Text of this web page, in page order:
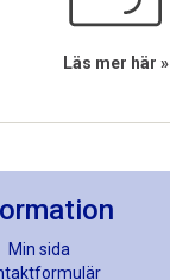
Läs mer här »
Min sida